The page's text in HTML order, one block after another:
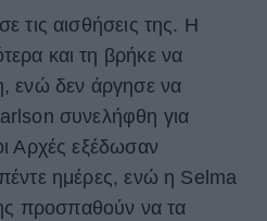
τις αισθήσεις της. Η
και τη βρήκε να
ενώ δεν άργησε να
συνελήφθη για
Αρχές εξέδωσαν
ημέρες, ενώ η Selma
προσπαθούν να τα